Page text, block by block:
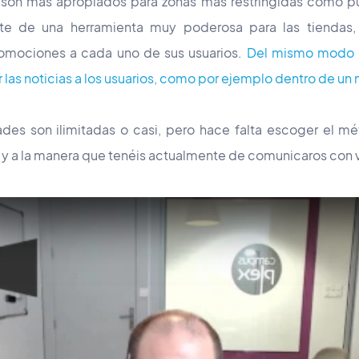
de una herramienta muy poderosa para las
a cada uno de sus usuarios. Del mismo
noticias a los usuarios, como por ejemplo dentro de un
son ilimitadas o casi, pero hace falta escoger el
a la manera que tenéis actualmente de comunicaros con